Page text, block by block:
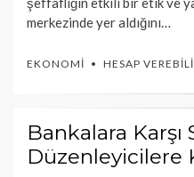
merkezinde yer aldığını…
EKONOMI HESAP
Bankalara
Düzenleyicilere